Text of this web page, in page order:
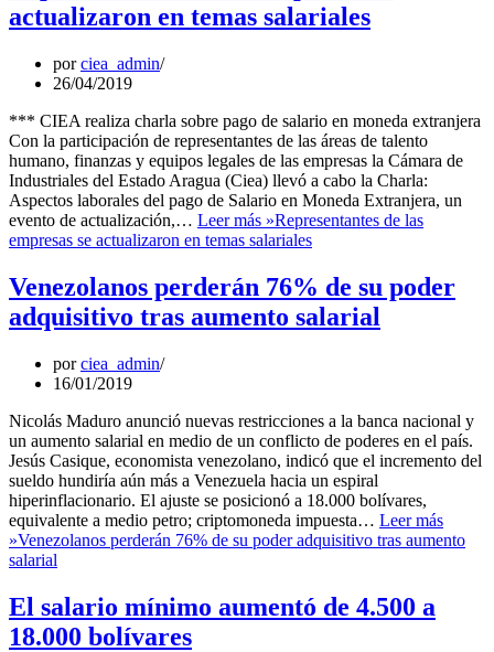
actualizaron en temas salariales
porciea_admin
26/04/2019
*** CIEA realiza charla sobre pago de salario en moneda extranjera
Con la participación de representantes de las áreas de talento
humano, finanzas y equipos legales de las empresas la Cámara de
Industriales del Estado Aragua (Ciea) llevó a cabo la Charla:
Aspectos laborales del pago de Salario en Moneda Extranjera, un
evento de actualización,… Leer más »Representantes de las
empresas se actualizaron en temas salariales
Venezolanos perderán 76% de su poder
adquisitivo tras aumento salarial
porciea_admin
16/01/2019
Nicolás Maduro anunció nuevas restricciones a la banca nacional y
un aumento salarial en medio de un conflicto de poderes en el país.
Jesús Casique, economista venezolano, indicó que el incremento del
sueldo hundiría aún más a Venezuela hacia un espiral
hiperinflacionario. El ajuste se posicionó a 18.000 bolívares,
equivalente a medio petro; criptomoneda impuesta… Leer más
»Venezolanos perderán 76% de su poder adquisitivo tras aumento
salarial
El salario mínimo aumentó de 4.500 a
18.000 bolívares